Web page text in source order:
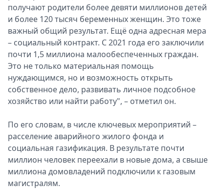
получают родители более девяти миллионов детей
и более 120 тысяч беременных женщин. Это тоже
важный общий результат. Ещё одна адресная мера
– социальный контракт. С 2021 года его заключили
почти 1,5 миллиона малообеспеченных граждан.
Это не только материальная помощь
нуждающимся, но и возможность открыть
собственное дело, развивать личное подсобное
хозяйство или найти работу", – отметил он.
По его словам, в числе ключевых мероприятий –
расселение аварийного жилого фонда и
социальная газификация. В результате почти
миллион человек переехали в новые дома, а свыше
миллиона домовладений подключили к газовым
магистралям.